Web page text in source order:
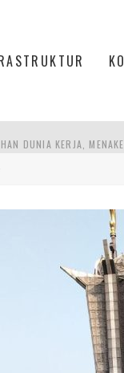
BAGASI DI
MOTOR UTAMA